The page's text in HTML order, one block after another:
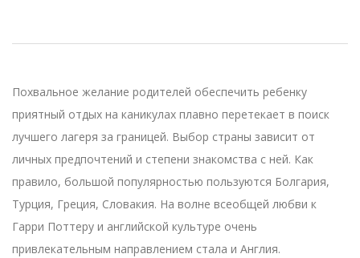
Похвальное желание родителей обеспечить ребенку
приятный отдых на каникулах плавно перетекает в поиск
лучшего лагеря за границей. Выбор страны зависит от
личных предпочтений и степени знакомства с ней. Как
правило, большой популярностью пользуются Болгария,
Турция, Греция, Словакия. На волне всеобщей любви к
Гарри Поттеру и английской культуре очень
привлекательным направлением стала и Англия.